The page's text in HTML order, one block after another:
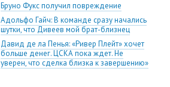
Бруно Фукс получил повреждение
Адольфо Гайч: В команде сразу начались
шутки, что Дивеев мой брат-близнец
Давид де ла Пенья: «Ривер Плейт» хочет
больше денег. ЦСКА пока ждет. Не
уверен, что сделка близка к завершению»